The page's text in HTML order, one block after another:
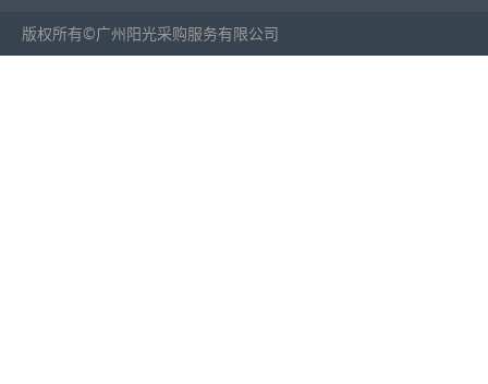
版权所有©广州阳光采购服务有限公司